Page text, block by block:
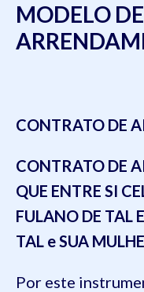
MODELO
CONTRATO DE
CONTRATO DE
QUE ENTRE SI
FULANO DE TAL
TAL e SUA
Por este